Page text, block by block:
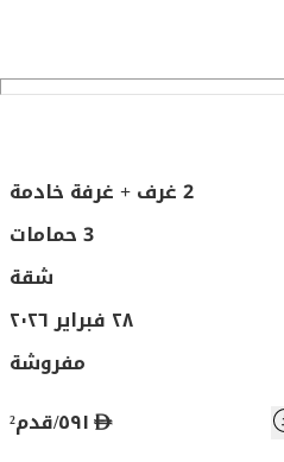
2 غرف + غرفة خادمة
3 حمامات
شقة
٢٨ فبراير ٢٠٢٦
مفروشة
د
٥٩١/قدم²